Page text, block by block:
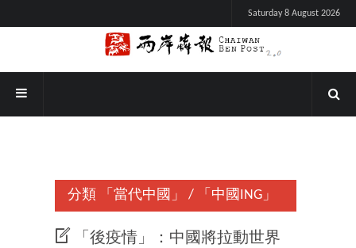
Saturday 8 August 2026
分類 「當代中國」 / 「中國ING」
「後疫情」：中國將拉動世界